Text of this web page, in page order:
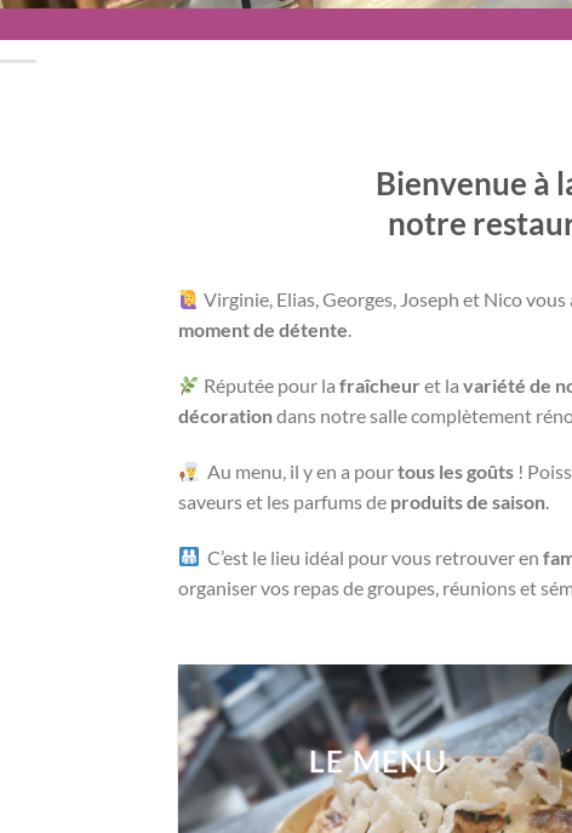
Bienvenue à
notre
Virginie, Elias, Georges, Joseph et Nico
moment de détente.
Réputée pour lafraîcheur et lavariété de
décorationdans notre salle complètement
Au menu, il y en a pourtous les goûts !
saveurs et les parfums de produits de saison.
C’est le lieu idéal pour vous retrouver en
organiser vos repas de groupes, réunions et
LE MENU